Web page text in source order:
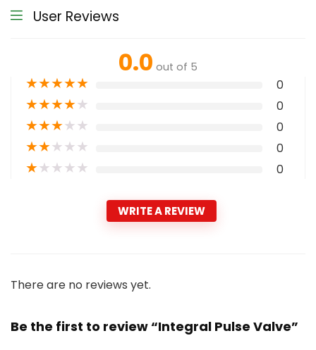
User Reviews
0.0 out of 5
★★★★★ 0
★★★★★ 0
★★★★★ 0
★★★★★ 0
★★★★★ 0
WRITE A REVIEW
There are no reviews yet.
Be the first to review “Integral Pulse Valve”